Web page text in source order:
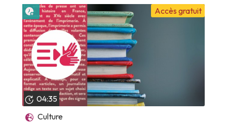
04:35
Accès gratuit
Culture
Lire plus tard